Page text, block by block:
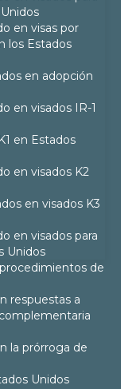
en visas por
los Estados
en adopción
en visados IR-1
en Estados
en visados K2
en visados K3
en visados para
Unidos
de
respuestas a
la prórroga de
Unidos